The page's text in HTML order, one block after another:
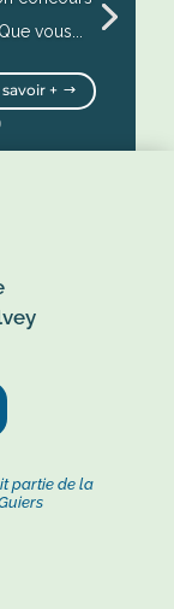
vous...
savoir +
partie de la